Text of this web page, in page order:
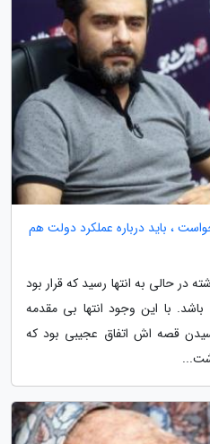
، باید درباره عملکرد دولت هم
حالی به انتها رسید که قرار بود
با این وجود انتها بی مقدمه
پایان رسیدن قصه اش اتفاق عجیبی بود که